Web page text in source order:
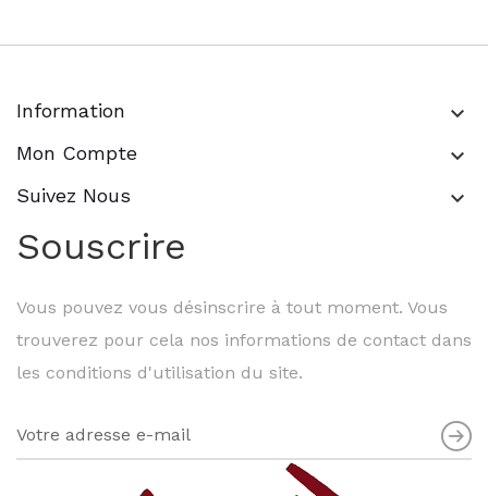
Information keyboard_arrow_down
Mon Compte keyboard_arrow_down
Suivez Nous keyboard_arrow_down
Souscrire
Vous pouvez vous désinscrire à tout moment. Vous
trouverez pour cela nos informations de contact dans
les conditions d'utilisation du site.